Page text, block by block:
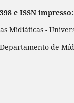
e ISSN
Midiáticas -
de